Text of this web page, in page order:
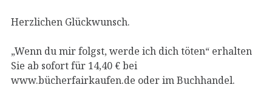
Herzlichen Glückwunsch.
„Wenn du mir folgst, werde ich dich töten“ erhalten
Sie ab sofort für 14,40 € bei
www.bücherfairkaufen.de oder im Buchhandel.